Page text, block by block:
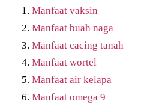
Manfaat vaksin
Manfaat buah naga
Manfaat cacing tanah
Manfaat wortel
Manfaat air kelapa
Manfaat omega 9